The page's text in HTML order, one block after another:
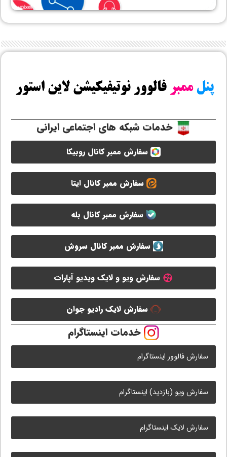
خدمات شبکه های اجتماعی ایرانی
سفارش ممبر کانال روبیکا
سفارش ممبر کانال ایتا
سفارش ممبر کانال بله
سفارش ممبر کانال سروش
سفارش ویو و لایک ویدیو آپارات
سفارش لایک رادیو جوان
خدمات اینستاگرام
سفارش فالوور اینستاگرام
سفارش ویو (بازدید) اینستاگرام
سفارش لایک اینستاگرام